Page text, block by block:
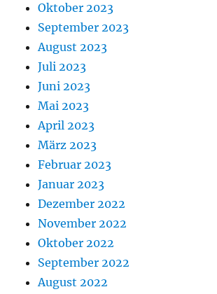
Oktober 2023
September 2023
August 2023
Juli 2023
Juni 2023
Mai 2023
April 2023
März 2023
Februar 2023
Januar 2023
Dezember 2022
November 2022
Oktober 2022
September 2022
August 2022